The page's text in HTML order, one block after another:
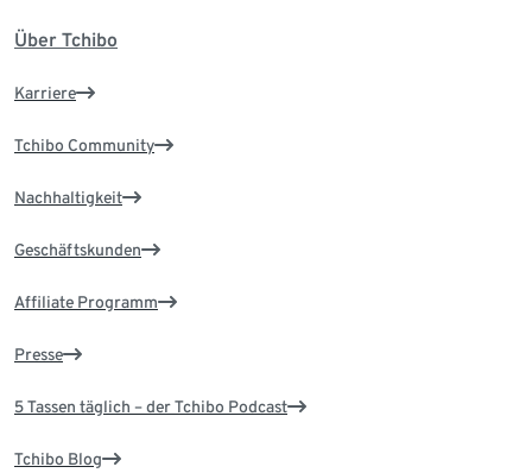
Über Tchibo
Karriere
Tchibo Community
Nachhaltigkeit
Geschäftskunden
Affiliate Programm
Presse
5 Tassen täglich – der Tchibo Podcast
Tchibo Blog